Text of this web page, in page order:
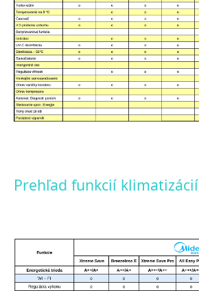
Prehľad funkcií klimatizácií